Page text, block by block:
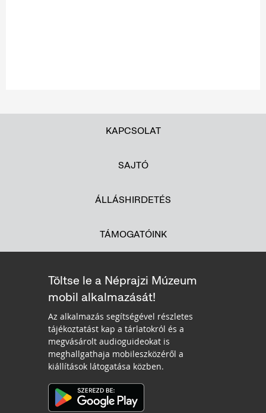
KAPCSOLAT
SAJTÓ
ÁLLÁSHIRDETÉS
TÁMOGATÓINK
Töltse le a Néprajzi Múzeum
mobil alkalmazását!
Az alkalmazás segítségével részletes
tájékoztatást kap a tárlatokról és a
megvásárolt audioguideokat is
meghallgathaja mobileszközéről a
kiállítások látogatása közben.